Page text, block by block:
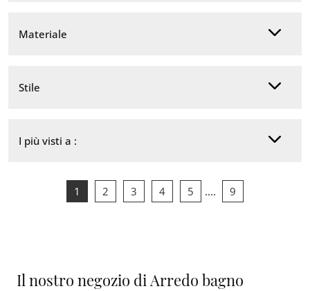
Materiale
Stile
I più visti a :
1 2 3 4 5 .... 9
Il nostro negozio di Arredo bagno